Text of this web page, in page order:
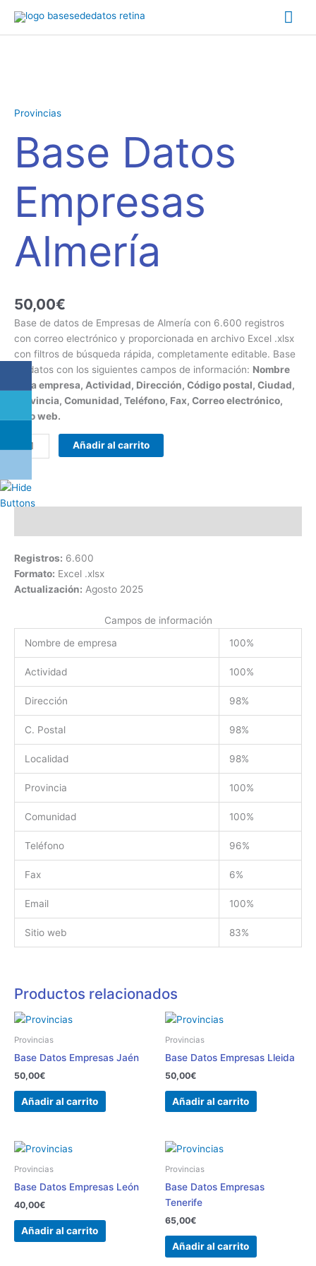
contenido
Provincias
Base Datos
Empresas
Almería
50,00€
Base de datos de Empresas de Almería con 6.600 registros
con correo electrónico y proporcionada en archivo Excel .xlsx
con filtros de búsqueda rápida, completamente editable. Base
de datos con los siguientes campos de información: Nombre
de la empresa, Actividad, Dirección, Código postal, Ciudad,
Provincia, Comunidad, Teléfono, Fax, Correo electrónico,
Sitio web.
Empresas
cantidad
Añadir al carrito
Registros: 6.600
Formato: Excel .xlsx
Actualización: Agosto 2025
Campos de información
Nombre de empresa
100%
Actividad 100%
Dirección 98%
C. Postal 98%
Localidad 98%
Provincia 100%
Comunidad 100%
Teléfono 96%
Fax 6%
Email 100%
Sitio web 83%
Productos relacionados
Provincias
Base Datos Empresas Jaén
50,00€
Añadir al carrito
Provincias
Base Datos Empresas Lleida
50,00€
Añadir al carrito
Provincias
Base Datos Empresas León
40,00€
Añadir al carrito
Provincias
Base Datos Empresas
Tenerife
65,00€
Añadir al carrito